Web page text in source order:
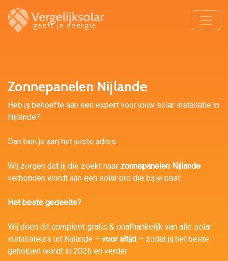
Zonnepanelen Nijlande
Heb jij behoefte aan een expert voor jouw solar installatie in
Nijlande?
Dan ben je aan het juiste adres.
Wij zorgen dat jij die zoekt naar zonnepanelen Nijlande
verbonden wordt aan een solar pro die bij je past.
Het beste gedeelte?
Wij doen dit compleet gratis & onafhankelijk van alle solar
installateurs uit Nijlande – voor altijd – zodat jij het beste
geholpen wordt in 2026 en verder.